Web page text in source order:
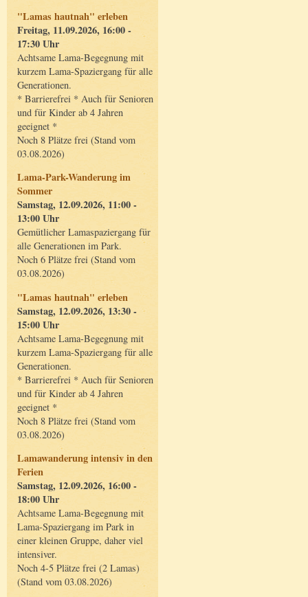
"Lamas hautnah" erleben
Freitag, 11.09.2026, 16:00 -
17:30 Uhr
Achtsame Lama-Begegnung mit
kurzem Lama-Spaziergang für alle
Generationen.
* Barrierefrei * Auch für Senioren
und für Kinder ab 4 Jahren
geeignet *
Noch 8 Plätze frei (Stand vom
03.08.2026)
Lama-Park-Wanderung im
Sommer
Samstag, 12.09.2026, 11:00 -
13:00 Uhr
Gemütlicher Lamaspaziergang für
alle Generationen im Park.
Noch 6 Plätze frei (Stand vom
03.08.2026)
"Lamas hautnah" erleben
Samstag, 12.09.2026, 13:30 -
15:00 Uhr
Achtsame Lama-Begegnung mit
kurzem Lama-Spaziergang für alle
Generationen.
* Barrierefrei * Auch für Senioren
und für Kinder ab 4 Jahren
geeignet *
Noch 8 Plätze frei (Stand vom
03.08.2026)
Lamawanderung intensiv in den
Ferien
Samstag, 12.09.2026, 16:00 -
18:00 Uhr
Achtsame Lama-Begegnung mit
Lama-Spaziergang im Park in
einer kleinen Gruppe, daher viel
intensiver.
Noch 4-5 Plätze frei (2 Lamas)
(Stand vom 03.08.2026)